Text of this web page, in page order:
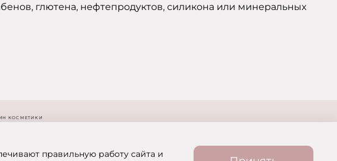
глютена, нефтепродуктов, силикона или минеральных
КОСМЕТИКИ
правильную работу сайта и